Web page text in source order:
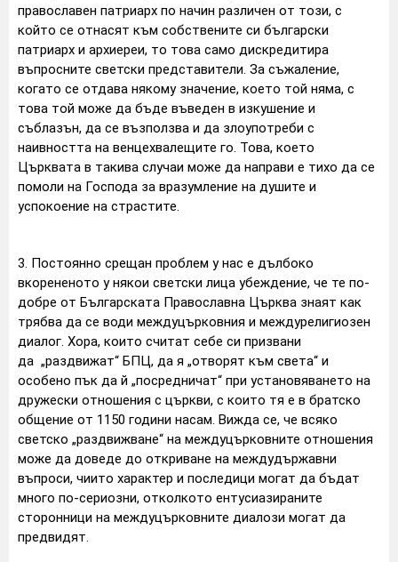
православен патриарх по начин различен от този, с
който се отнасят към собствените си български
патриарх и архиереи, то това само дискредитира
въпросните светски представители. За съжаление,
когато се отдава някому значение, което той няма, с
това той може да бъде въведен в изкушение и
съблазън, да се възползва и да злоупотреби с
наивността на венцехвалещите го. Това, което
Църквата в такива случаи може да направи е тихо да се
помоли на Господа за вразумление на душите и
успокоение на страстите.
3. Постоянно срещан проблем у нас е дълбоко
вкорененото у някои светски лица убеждение, че те по-
добре от Българската Православна Църква знаят как
трябва да се води междуцърковния и междурелигиозен
диалог. Хора, които считат себе си призвани
да „раздвижат“ БПЦ, да я „отворят към света“ и
особено пък да й „посредничат“ при установяването на
дружески отношения с църкви, с които тя е в братско
общение от 1150 години насам. Вижда се, че всяко
светско „раздвижване“ на междуцърковните отношения
може да доведе до откриване на междудържавни
въпроси, чиито характер и последици могат да бъдат
много по-сериозни, отколкото ентусиазираните
сторонници на междуцърковните диалози могат да
предвидят.